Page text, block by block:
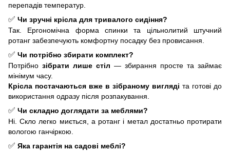
перепадів температур.
✅ Чи зручні крісла для тривалого сидіння?
Так. Ергономічна форма спинки та цільнолитий штучний
ротанг забезпечують комфортну посадку без провисання.
✅ Чи потрібно збирати комплект?
Потрібно зібрати лише стіл — збирання просте та займає
мінімум часу.
Крісла постачаються вже в зібраному вигляді та готові до
використання одразу після розпакування.
✅ Чи складно доглядати за меблями?
Ні. Скло легко миється, а ротанг і метал достатньо протирати
вологою ганчіркою.
✅ Яка гарантія на садові меблі?